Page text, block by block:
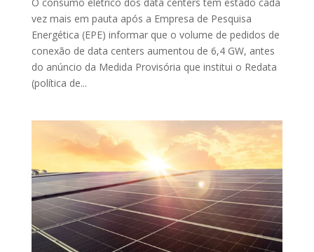
vez mais em pauta após a Empresa de Pesquisa
Energética (EPE) informar que o volume de pedidos de
conexão de data centers aumentou de 6,4 GW, antes
do anúncio da Medida Provisória que institui o Redata
(política de...